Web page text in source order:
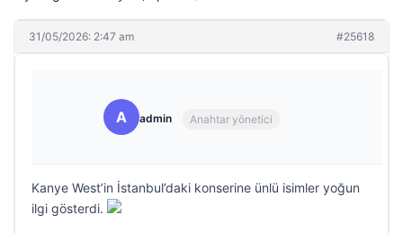
31/05/2026: 2:47 am #25618
A admin Anahtar yönetici
Kanye West’in İstanbul’daki konserine ünlü isimler yoğun
ilgi gösterdi.